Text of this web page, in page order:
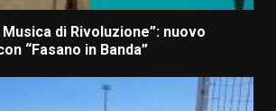
di Rivoluzione”: nuovo
“Fasano in Banda”